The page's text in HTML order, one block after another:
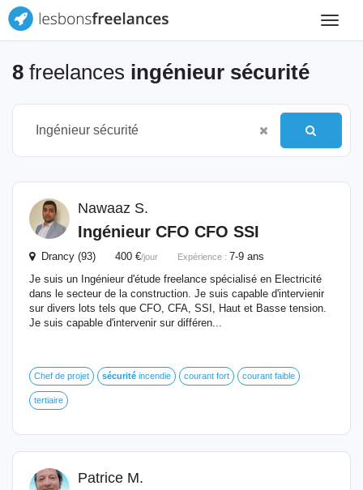
Toggle
8 freelances ingénieur sécurité
Nawaaz S.
Ingénieur CFO CFO SSI
Drancy (93) 400 €/jour Expérience : 7-9 ans
Je suis un Ingénieur d'étude freelance spécialisé en Electricité
dans le secteur de la construction. Je suis capable d'intervienir
sur divers lots tels que CFO, CFA, SSI, Haut et Basse tension.
Je suis capable d'intervenir sur différen...
Chef de projet sécurité incendie courant fort courant faible
tertiaire
Patrice M.